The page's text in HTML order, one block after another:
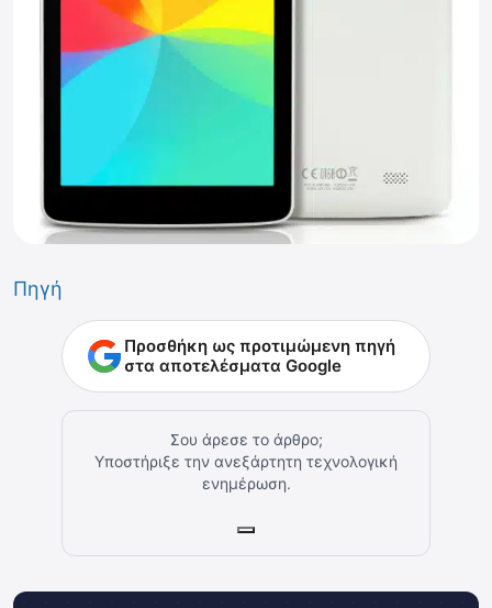
Πηγή
Προσθήκη ως προτιμώμενη πηγή
στα αποτελέσματα Google
Σου άρεσε το άρθρο;
Υποστήριξε την ανεξάρτητη τεχνολογική
ενημέρωση.